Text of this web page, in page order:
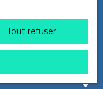
Tout refuser